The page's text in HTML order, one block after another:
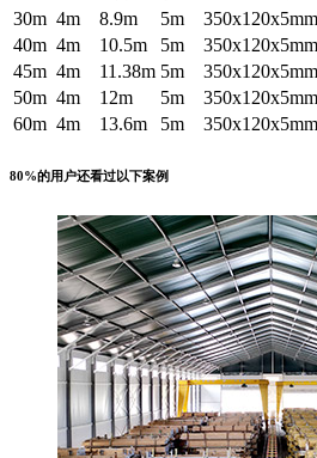
30m 4m 8.9m 5m
40m 4m 10.5m 5m
45m 4m 11.38m 5m
50m 4m 12m 5m
60m 4m 13.6m 5m
80%的用户还看过以下案例